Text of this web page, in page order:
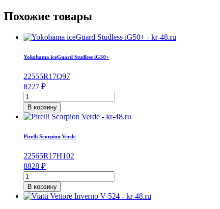
Похожие товары
Yokohama iceGuard Studless iG50+
22555R17Q97
8227 ₽
Количество
товара
Yokohama
iceGuard
iG50+
97
Q
В корзину
Pirelli Scorpion Verde
22565R17H102
8828 ₽
Количество
товара
Pirelli
Scorpion
В корзину